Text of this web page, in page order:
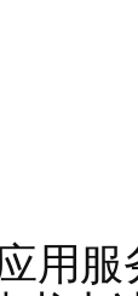
用服